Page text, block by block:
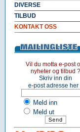
DIVERSE
TILBUD
KONTAKT OSS
Vil du motta e-post
nyheter og tilbud ?
Skriv inn din
e-post adresse her
Meld inn
Meld ut